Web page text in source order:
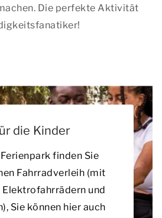
Die perfekte Aktivität
die Kinder
finden Sie
Fahrradverleih (mit
Elektrofahrrädern und
Sie können hier auch